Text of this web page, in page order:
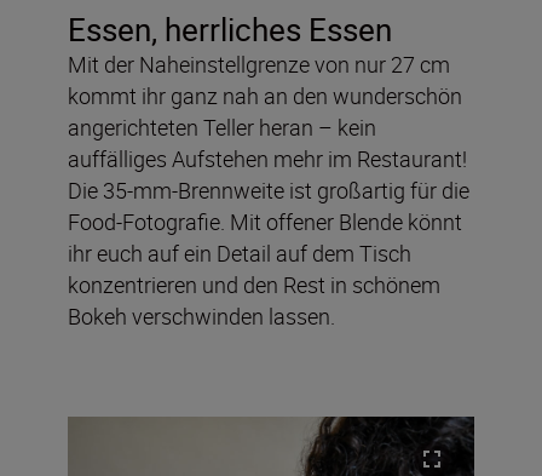
Essen, herrliches Essen
Mit der Naheinstellgrenze von nur 27 cm
kommt ihr ganz nah an den wunderschön
angerichteten Teller heran – kein
auffälliges Aufstehen mehr im Restaurant!
Die 35-mm-Brennweite ist großartig für die
Food-Fotografie. Mit offener Blende könnt
ihr euch auf ein Detail auf dem Tisch
konzentrieren und den Rest in schönem
Bokeh verschwinden lassen.